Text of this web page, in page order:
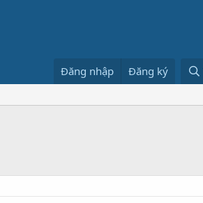
Đăng nhập Đăng ký